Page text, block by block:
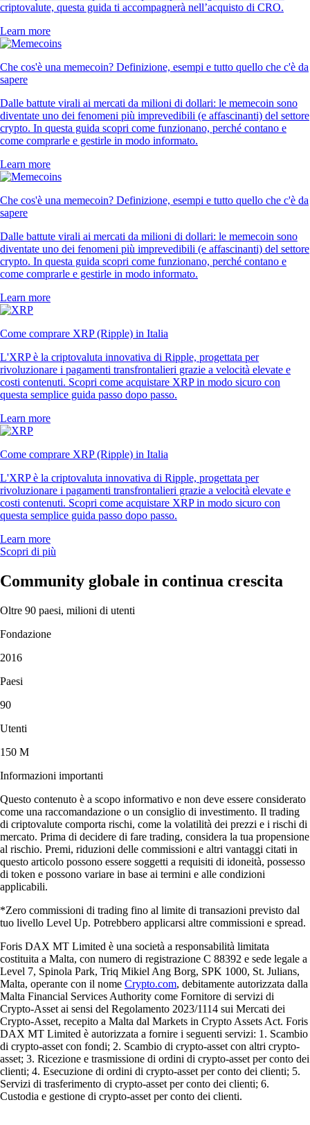
criptovalute, questa guida ti accompagnerà nell’acquisto di CRO.
Learn more
Che cos'è una memecoin? Definizione, esempi e tutto quello che c'è da
sapere
Dalle battute virali ai mercati da milioni di dollari: le memecoin sono
diventate uno dei fenomeni più imprevedibili (e affascinanti) del settore
crypto. In questa guida scopri come funzionano, perché contano e
come comprarle e gestirle in modo informato.
Learn more
Che cos'è una memecoin? Definizione, esempi e tutto quello che c'è da
sapere
Dalle battute virali ai mercati da milioni di dollari: le memecoin sono
diventate uno dei fenomeni più imprevedibili (e affascinanti) del settore
crypto. In questa guida scopri come funzionano, perché contano e
come comprarle e gestirle in modo informato.
Learn more
Come comprare XRP (Ripple) in Italia
L'XRP è la criptovaluta innovativa di Ripple, progettata per
rivoluzionare i pagamenti transfrontalieri grazie a velocità elevate e
costi contenuti. Scopri come acquistare XRP in modo sicuro con
questa semplice guida passo dopo passo.
Learn more
Come comprare XRP (Ripple) in Italia
L'XRP è la criptovaluta innovativa di Ripple, progettata per
rivoluzionare i pagamenti transfrontalieri grazie a velocità elevate e
costi contenuti. Scopri come acquistare XRP in modo sicuro con
questa semplice guida passo dopo passo.
Learn more
Scopri di più
Community globale in continua crescita
Oltre 90 paesi, milioni di utenti
Fondazione
2016
Paesi
90
Utenti
150 M
Informazioni importanti
Questo contenuto è a scopo informativo e non deve essere considerato
come una raccomandazione o un consiglio di investimento. Il trading
di criptovalute comporta rischi, come la volatilità dei prezzi e i rischi di
mercato. Prima di decidere di fare trading, considera la tua propensione
al rischio. Premi, riduzioni delle commissioni e altri vantaggi citati in
questo articolo possono essere soggetti a requisiti di idoneità, possesso
di token e possono variare in base ai termini e alle condizioni
applicabili.
*Zero commissioni di trading fino al limite di transazioni previsto dal
tuo livello Level Up. Potrebbero applicarsi altre commissioni e spread.
Foris DAX MT Limited è una società a responsabilità limitata
costituita a Malta, con numero di registrazione C 88392 e sede legale a
Level 7, Spinola Park, Triq Mikiel Ang Borg, SPK 1000, St. Julians,
Malta, operante con il nome Crypto.com, debitamente autorizzata dalla
Malta Financial Services Authority come Fornitore di servizi di
Crypto-Asset ai sensi del Regolamento 2023/1114 sui Mercati dei
Crypto-Asset, recepito a Malta dal Markets in Crypto Assets Act. Foris
DAX MT Limited è autorizzata a fornire i seguenti servizi: 1. Scambio
di crypto-asset con fondi; 2. Scambio di crypto-asset con altri crypto-
asset; 3. Ricezione e trasmissione di ordini di crypto-asset per conto dei
clienti; 4. Esecuzione di ordini di crypto-asset per conto dei clienti; 5.
Servizi di trasferimento di crypto-asset per conto dei clienti; 6.
Custodia e gestione di crypto-asset per conto dei clienti.